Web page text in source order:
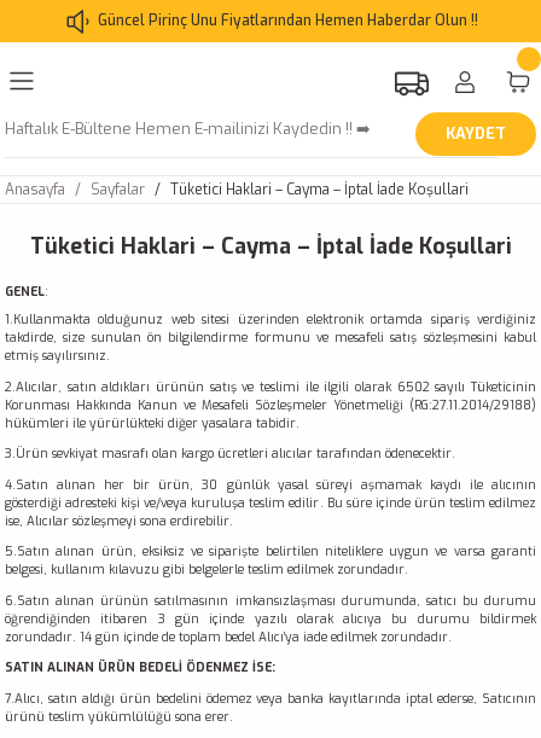
Güncel Pirinç Unu Fiyatlarından Hemen Haberdar Olun !!
KAYDET
Anasayfa Sayfalar Tüketici Haklari – Cayma – İptal İade Koşullari
Tüketici Haklari – Cayma – İptal İade Koşullari
GENEL:
1.Kullanmakta olduğunuz web sitesi üzerinden elektronik ortamda sipariş verdiğiniz
takdirde, size sunulan ön bilgilendirme formunu ve mesafeli satış sözleşmesini kabul
etmiş sayılırsınız.
2.Alıcılar, satın aldıkları ürünün satış ve teslimi ile ilgili olarak 6502 sayılı Tüketicinin
Korunması Hakkında Kanun ve Mesafeli Sözleşmeler Yönetmeliği (RG:27.11.2014/29188)
hükümleri ile yürürlükteki diğer yasalara tabidir.
3.Ürün sevkiyat masrafı olan kargo ücretleri alıcılar tarafından ödenecektir.
4.Satın alınan her bir ürün, 30 günlük yasal süreyi aşmamak kaydı ile alıcının
gösterdiği adresteki kişi ve/veya kuruluşa teslim edilir. Bu süre içinde ürün teslim edilmez
ise, Alıcılar sözleşmeyi sona erdirebilir.
5.Satın alınan ürün, eksiksiz ve siparişte belirtilen niteliklere uygun ve varsa garanti
belgesi, kullanım kılavuzu gibi belgelerle teslim edilmek zorundadır.
6.Satın alınan ürünün satılmasının imkansızlaşması durumunda, satıcı bu durumu
öğrendiğinden itibaren 3 gün içinde yazılı olarak alıcıya bu durumu bildirmek
zorundadır. 14 gün içinde de toplam bedel Alıcı’ya iade edilmek zorundadır.
SATIN ALINAN ÜRÜN BEDELİ ÖDENMEZ İSE:
7.Alıcı, satın aldığı ürün bedelini ödemez veya banka kayıtlarında iptal ederse, Satıcının
ürünü teslim yükümlülüğü sona erer.